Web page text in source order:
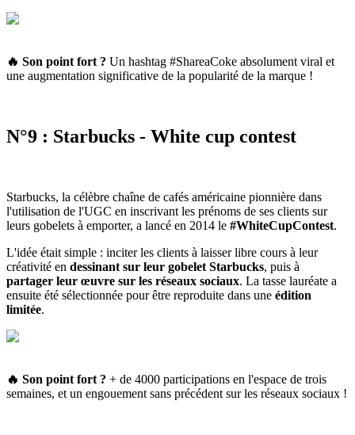
🔥 Son point fort ? Un hashtag #ShareaCoke absolument viral et
une augmentation significative de la popularité de la marque !
N°9 : Starbucks - White cup contest
Starbucks, la célèbre chaîne de cafés américaine pionnière dans
l'utilisation de l'UGC en inscrivant les prénoms de ses clients sur
leurs gobelets à emporter, a lancé en 2014 le #WhiteCupContest.
L'idée était simple : inciter les clients à laisser libre cours à leur
créativité en dessinant sur leur gobelet Starbucks, puis à
partager leur œuvre sur les réseaux sociaux. La tasse lauréate a
ensuite été sélectionnée pour être reproduite dans une édition
limitée.
🔥 Son point fort ? + de 4000 participations en l'espace de trois
semaines, et un engouement sans précédent sur les réseaux sociaux !